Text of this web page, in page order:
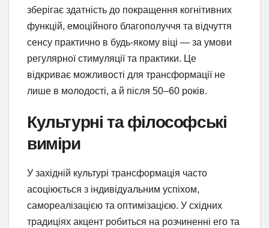
зберігає здатність до покращення когнітивних
функцій, емоційного благополуччя та відчуття
сенсу практично в будь-якому віці — за умови
регулярної стимуляції та практики. Це
відкриває можливості для трансформації не
лише в молодості, а й після 50–60 років.
Культурні та філософські
виміри
У західній культурі трансформація часто
асоціюється з індивідуальним успіхом,
самореалізацією та оптимізацією. У східних
традиціях акцент робиться на розчиненні его та